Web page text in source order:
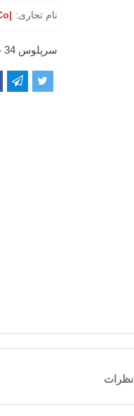
نام تجاری: |RSCo
سرپلوس 34 خار ABS پژو 405-زانتیا |RSCo
نظرات